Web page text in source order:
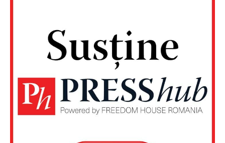
Un proiect
FREEDOM HOUSE ROMÂNIA
PRESShub